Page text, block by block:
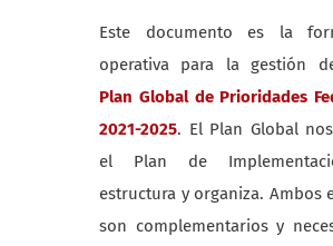
Este documento es la
operativa para la gestión
Plan Global de Prioridades
2021-2025. El Plan Global
el Plan de
estructura y organiza. Ambos
son complementarios y